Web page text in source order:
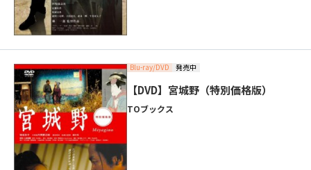
Blu-ray/DVD 発売中
【DVD】宮城野（特別価格版）
TOブックス